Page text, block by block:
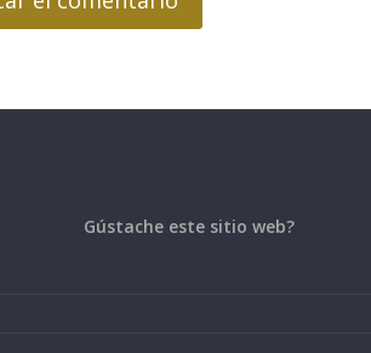
Gústache este sitio web?